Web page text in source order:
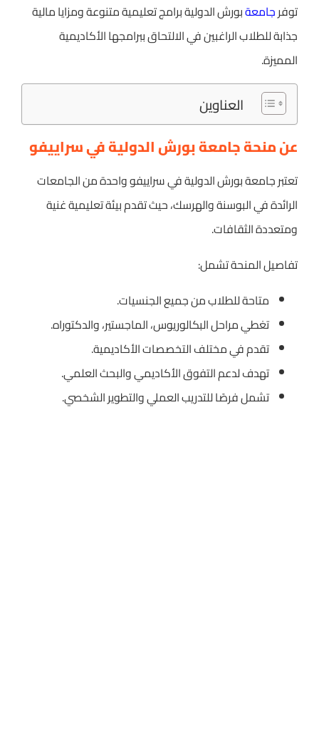
توفرجامعةبورش الدولية برامج تعليمية متنوعة ومزايا مالية
جذابة للطلاب الراغبين في الالتحاق ببرامجها الأكاديمية
المميزة.
العناوين
عن منحة جامعة بورش الدولية في سراييفو
تعتبر جامعة بورش الدولية في سراييفو واحدة من الجامعات
الرائدة في البوسنة والهرسك، حيث تقدم بيئة تعليمية غنية
ومتعددة الثقافات.
تفاصيل المنحة تشمل:
متاحة للطلاب من جميع الجنسيات.
تغطي مراحل البكالوريوس، الماجستير، والدكتوراه.
تقدم في مختلف التخصصات الأكاديمية.
تهدف لدعم التفوق الأكاديمي والبحث العلمي.
تشمل فرصًا للتدريب العملي والتطوير الشخصي.